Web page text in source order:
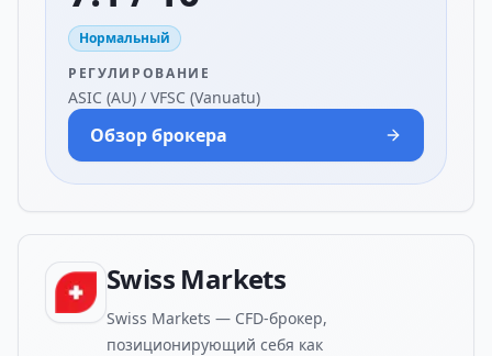
Нормальный
РЕГУЛИРОВАНИЕ
ASIC (AU) / VFSC (Vanuatu)
Обзор брокера
Swiss Markets
Swiss Markets — CFD-брокер,
позиционирующий себя как